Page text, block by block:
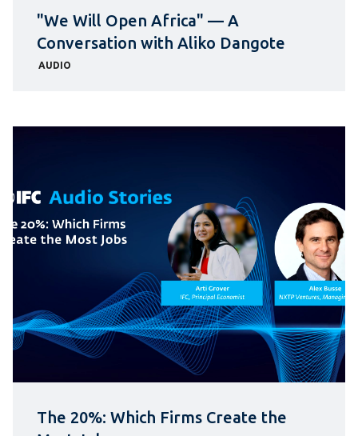
"We Will Open Africa" — A
Conversation with Aliko Dangote
AUDIO
The 20%: Which Firms Create the